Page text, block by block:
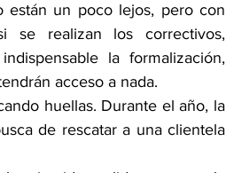
están un poco lejos, pero con
se realizan los correctivos,
la formalización,
acceso a nada.
huellas. Durante el año, la
de rescatar a una clientela